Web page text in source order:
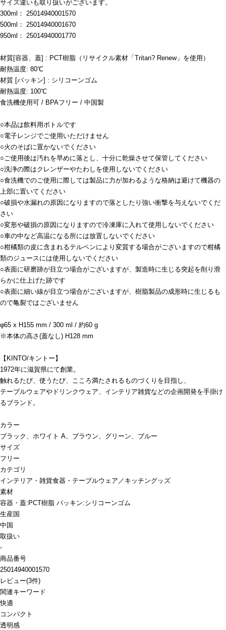
サイズ違いも取り扱いがございます。
300ml： 25014940001570
500ml： 25014940001670
950ml： 25014940001770
材質[容器、蓋] : PCT樹脂（リサイクル素材「Tritan? Renew」を使用）
耐熱温度: 80℃
材質 [パッキン] : シリコーンゴム
耐熱温度: 100℃
食洗機使用可 / BPAフリー / 中国製
○本品は飲料用ボトルです
○電子レンジでご使用いただけません
○火のそばに置かないでください
○ご使用後は汚れを早めに落とし、十分に乾燥させて保管してください
○洗浄の際はクレンザーやたわしを使用しないでください
○食洗機でのご使用に際しては製品に力が加わるような格納は避けて機器の
上部に置いてください
○破損や水漏れの原因になりますので落としたり強い衝撃を与えないでくだ
さい
○変形や破損の原因になりますので冷凍庫に入れて使用しないでください
○車の中など高温になる所には放置しないでください
○柑橘類の皮に含まれるテルペンにより変質する場合がございますので柑橘
類のジュースには使用しないでください
○表面に研磨跡が目立つ場合がございますが、製造時に生じる突起を削り滑
らかに仕上げた跡です
○表面に細い線が目立つ場合がございますが、樹脂製品の成形時に生じるも
ので亀裂ではございません
φ65 x H155 mm / 300 ml / 約60 g
※本体の高さ(蓋なし) H128 mm
【KINTO/キントー】
1972年に滋賀県にて創業。
触れるたび、使うたび、こころ満たされるものづくりを目指し、
テーブルウェアやドリンクウェア、インテリア雑貨などの企画開発を手掛け
るブランド。
カラー
ブラック、ホワイト A、ブラウン、グリーン、ブルー
サイズ
フリー
カテゴリ
インテリア・雑貨食器・テーブルウェア／キッチングッズ
素材
容器・蓋:PCT樹脂 パッキン:シリコーンゴム
生産国
中国
取扱い
-
商品番号
25014940001570
レビュー(3件)
関連キーワード
快適
コンパクト
透明感